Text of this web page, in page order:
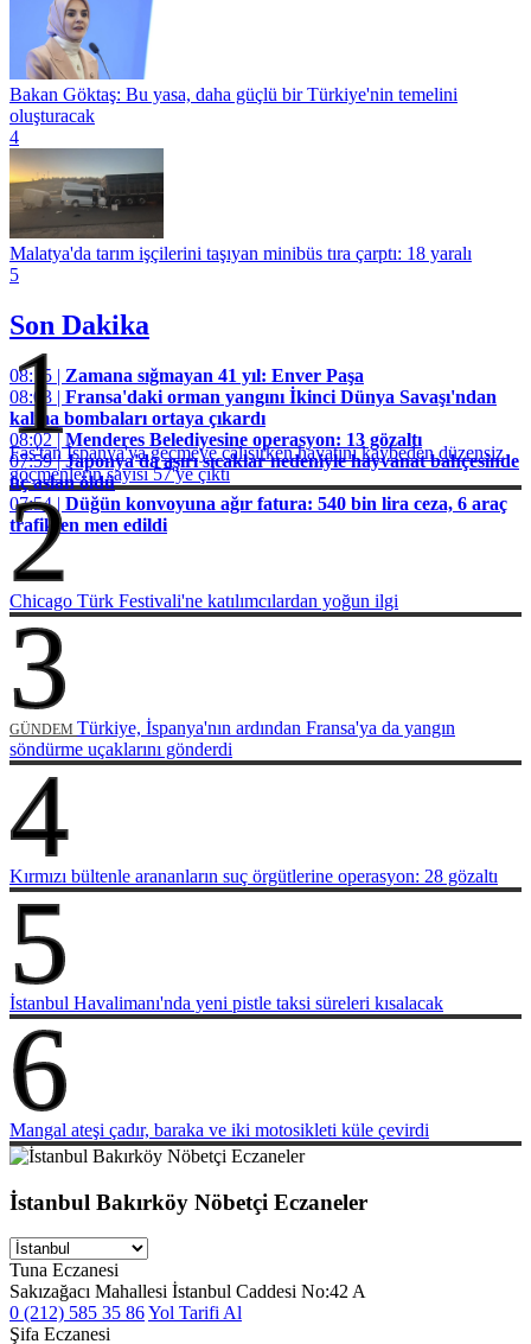
Bakan Göktaş: Bu yasa, daha güçlü bir Türkiye'nin temelini
oluşturacak
4
Malatya'da tarım işçilerini taşıyan minibüs tıra çarptı: 18 yaralı
5
Son Dakika
08:15 | Zamana sığmayan 41 yıl: Enver Paşa
08:03 | Fransa'daki orman yangını İkinci Dünya Savaşı'ndan
kalma bombaları ortaya çıkardı
08:02 |Menderes Belediyesine operasyon: 13 gözaltı
07:59 |Japonya'da aşırı sıcaklar nedeniyle hayvanat bahçesinde
üç aslan öldü
07:54 | Düğün konvoyuna ağır fatura: 540 bin lira ceza, 6 araç
trafikten men edildi
1
Fas'tan İspanya'ya geçmeye çalışırken hayatını kaybeden düzensiz
göçmenlerin sayısı 57'ye çıktı
2
Chicago Türk Festivali'ne katılımcılardan yoğun ilgi
3
GÜNDEM Türkiye, İspanya'nın ardından Fransa'ya da yangın
söndürme uçaklarını gönderdi
4
Kırmızı bültenle arananların suç örgütlerine operasyon: 28 gözaltı
5
İstanbul Havalimanı'nda yeni pistle taksi süreleri kısalacak
6
Mangal ateşi çadır, baraka ve iki motosikleti küle çevirdi
İstanbul Bakırköy Nöbetçi Eczaneler
Tuna Eczanesi
Sakızağacı Mahallesi İstanbul Caddesi No:42 A
0 (212) 585 35 86Yol Tarifi Al
Şifa Eczanesi